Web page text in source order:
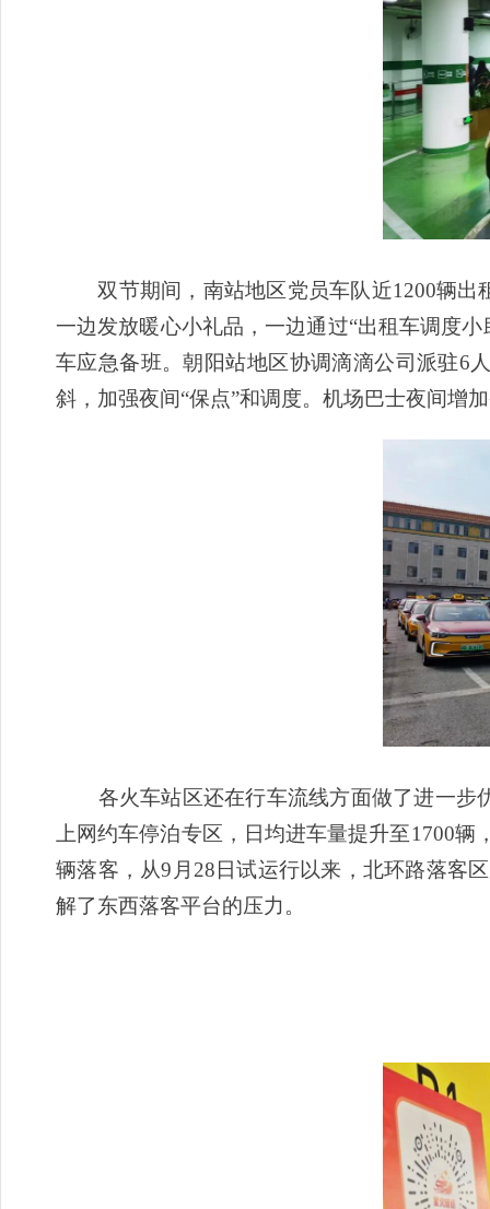
双节期间，南站地区党员车队近1200辆出
一边发放暖心小礼品，一边通过“出租车调度
车应急备班。朝阳站地区协调滴滴公司派驻6
斜，加强夜间“保点”和调度。机场巴士夜间增
各火车站区还在行车流线方面做了进一步
上网约车停泊专区，日均进车量提升至1700
辆落客，从9月28日试运行以来，北环路落客
解了东西落客平台的压力。